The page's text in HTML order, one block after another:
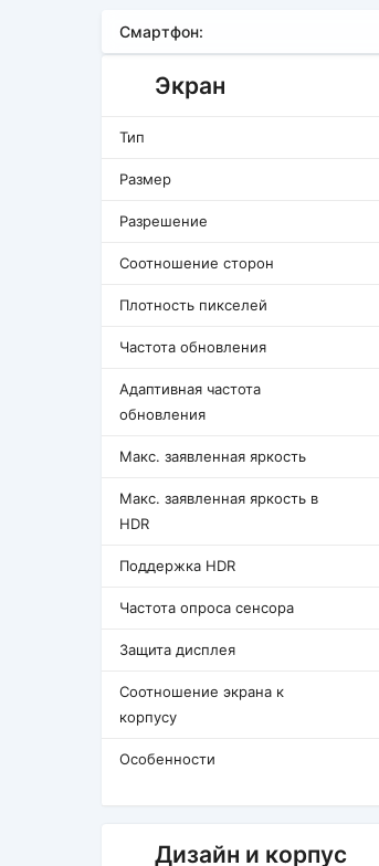
Смартфон:
Экран
Тип
Размер
Разрешение
Соотношение сторон
Плотность пикселей
Частота обновления
Адаптивная частота
обновления
Макс. заявленная яркость
Макс. заявленная яркость в
HDR
Поддержка HDR
Частота опроса сенсора
Защита дисплея
Соотношение экрана к
корпусу
Особенности
Дизайн и корпус